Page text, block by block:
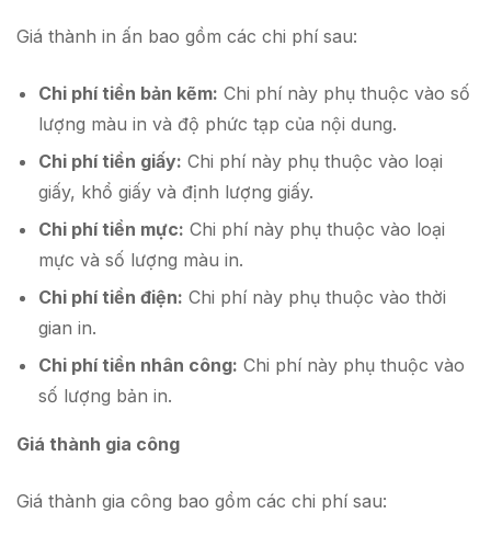
Giá thành in ấn bao gồm các chi phí sau:
Chi phí tiền bản kẽm: Chi phí này phụ thuộc vào số
lượng màu in và độ phức tạp của nội dung.
Chi phí tiền giấy: Chi phí này phụ thuộc vào loại
giấy, khổ giấy và định lượng giấy.
Chi phí tiền mực: Chi phí này phụ thuộc vào loại
mực và số lượng màu in.
Chi phí tiền điện: Chi phí này phụ thuộc vào thời
gian in.
Chi phí tiền nhân công: Chi phí này phụ thuộc vào
số lượng bản in.
Giá thành gia công
Giá thành gia công bao gồm các chi phí sau: